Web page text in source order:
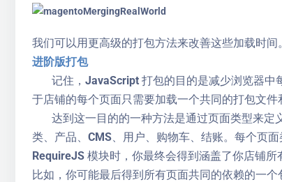
我们可以用更高级的打包方法来改善这些加载时间。
进阶版打包
记住，JavaScript 打包的目的是减少浏览器中
于店铺的每个页面只需要加载一个共同的打包文件
达到这一目的的一种方法是通过页面类型来定
类、产品、CMS、用户、购物车、结账。每个页
RequireJS 模块时，你最终会得到涵盖了你店铺所
比如，你可能最后得到所有页面共同的依赖的一